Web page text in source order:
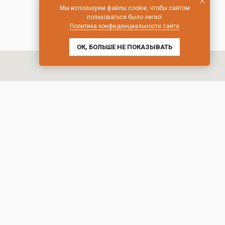
Мы используем файлы cookie, чтобы сайтом
пользоваться было легко!
Политика конфиденциальности сайта
ОК, БОЛЬШЕ НЕ ПОКАЗЫВАТЬ